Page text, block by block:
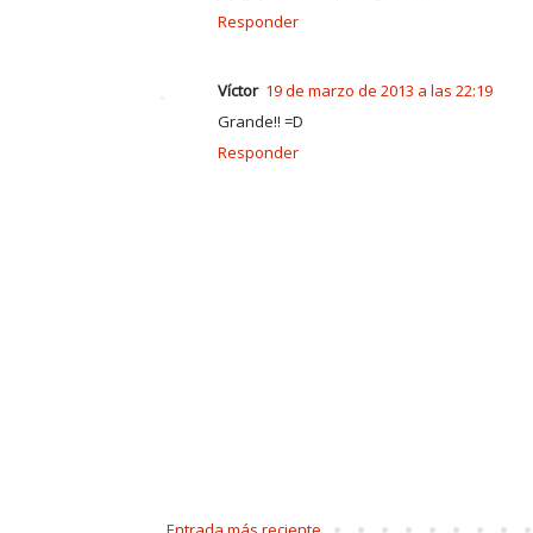
Responder
Víctor 19 de marzo de 2013 a las 22:19
Grande!! =D
Responder